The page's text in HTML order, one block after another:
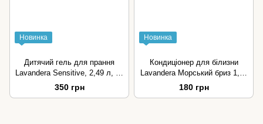
Новинка
Дитячий гель для прання
Lavandera Sensitive, 2,49 л, 83
прання
350 грн
Новинка
Кондиціонер для білизни
Lavandera Морський бриз 1,76
л, 80 прань
180 грн